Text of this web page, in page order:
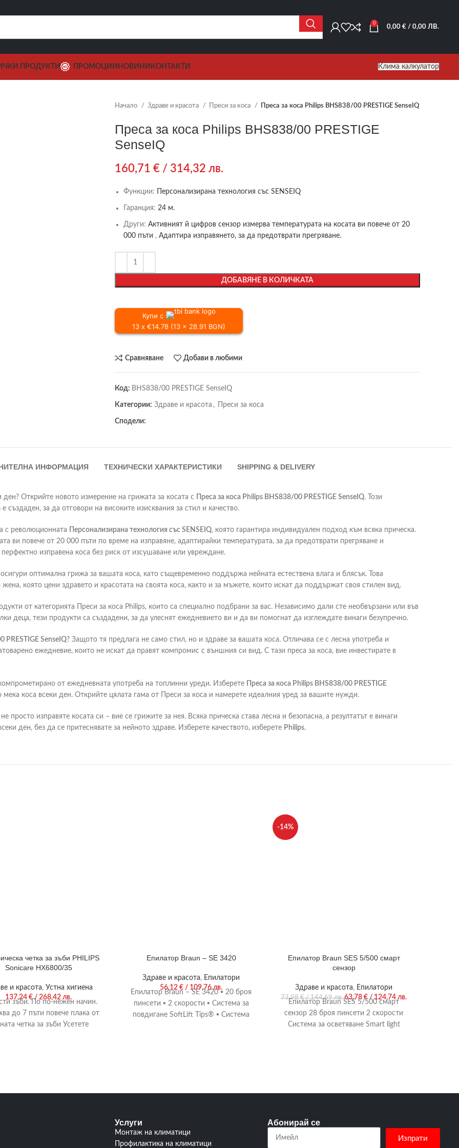
0
0,00€ / 0,00 ЛВ.
ПРОДУКТИ ПРОМОЦИИ НОВИНИ КОНТАКТИ Клима калкулатор
Начало Здраве и красота Преси за коса Преса за коса Philips BHS838/00 PRESTIGE SenseIQ
Преса за коса Philips BHS838/00 PRESTIGE
SenseIQ
160,71 € / 314,32 лв.
Функции: Персонализирана технология със SENSEIQ
Гаранция: 24 м.
Други: Активният й цифров сензор измерва температурата на косата ви повече от 20
000 пъти , Адаптира изправянето, за да предотврати прегряване.
ДОБАВЯНЕ В КОЛИЧКАТА
Купи с
13 x €14.78 (13 x 28.91 BGN)
Сравняване Добави в любими
Код: BHS838/00 PRESTIGE SenseIQ
Категории: Здраве и красота , Преси за коса
Сподели:
ИНФОРМАЦИЯ ТЕХНИЧЕСКИ ХАРАКТЕРИСТИКИ SHIPPING & DELIVERY
Открийте новото измерение на грижата за косата с Преса за коса Philips BHS838/00 PRESTIGE SenseIQ. Този
е създаден, за да отговори на високите изисквания за стил и качество.
с революционната Персонализирана технология със SENSEIQ, която гарантира индивидуален подход към всяка прическа.
ви повече от 20 000 пъти по време на изправяне, адаптирайки температурата, за да предотврати прегряване и
изправена коса без риск от изсушаване или увреждане.
оптимална грижа за вашата коса, като същевременно поддържа нейната естествена влага и блясък. Това
която цени здравето и красотата на своята коса, както и за мъжете, които искат да поддържат своя стилен вид.
от категорията Преси за коса Philips, които са специално подбрани за вас. Независимо дали сте необвързани или във
деца, тези продукти са създадени, за да улеснят ежедневието ви и да ви помогнат да изглеждате винаги безупречно.
PRESTIGE SenseIQ? Защото тя предлага не само стил, но и здраве за вашата коса. Отличава се с лесна употреба и
ежедневие, които не искат да правят компромис с външния си вид. С тази преса за коса, вие инвестирате в
от ежедневната употреба на топлинни уреди. Изберете
Преса за коса Philips BHS838/00 PRESTIGE
коса всеки ден. Открийте цялата гама от Преси за коса и намерете идеалния уред за вашите нужди.
не просто изправяте косата си – вие се грижите за нея. Всяка прическа става лесна и безопасна, а резултатът е винаги
ден, без да се притеснявате за нейното здраве. Изберете качеството, изберете Philips.
четка за зъби PHILIPS
Sonicare HX6800/35
и красота, Устна хигиена
137,24 €/ 268,42 лв.
зъби. По по-нежен начин.
до 7 пъти повече плака от
четка за зъби Усетете
Епилатор Braun – SE 3420
Здраве и красота, Епилатори
56,12 € / 109,76 лв.
Епилатор Braun – SE 3420 ▪ 20 броя
пинсети ▪ 2 скорости ▪ Система за
повдигане SoftLift Tips® ▪ Система
-14%
Епилатор Braun SES 5/500 смарт
сензор
Здраве и красота, Епилатори
73,98€/ 144,69 лв.63,78 €/ 124,74 лв.
Епилатор Braun SES 5/500 смарт
сензор 28 бpoя пинceти 2 cĸopocти
Cиcтeмa зa ocвeтявaнe Ѕmаrt lіght
Услуги
Монтаж на климатици
Профилактика на климатици
Абонирай се
Изпрати